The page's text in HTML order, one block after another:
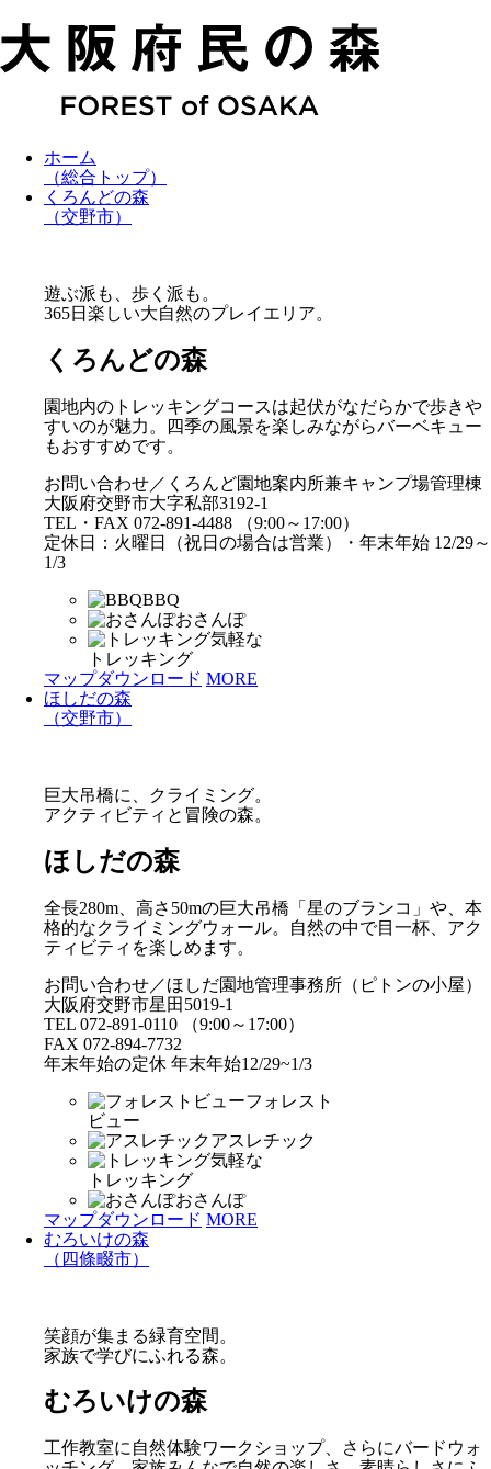
ホーム
（総合トップ）
くろんどの森
（交野市）
遊ぶ派も、歩く派も。
365日楽しい大自然のプレイエリア。
くろんどの森
園地内のトレッキングコースは起伏がなだらかで歩きや
すいのが魅力。四季の風景を楽しみながらバーベキュー
もおすすめです。
お問い合わせ／くろんど園地案内所兼キャンプ場管理棟
大阪府交野市大字私部3192-1
TEL・FAX 072-891-4488 （9:00～17:00）
定休日：火曜日（祝日の場合は営業）・年末年始 12/29～
1/3
BBQ
おさんぽ
気軽な
トレッキング
マップダウンロード MORE
ほしだの森
（交野市）
巨大吊橋に、クライミング。
アクティビティと冒険の森。
ほしだの森
全長280m、高さ50mの巨大吊橋「星のブランコ」や、本
格的なクライミングウォール。自然の中で目一杯、アク
ティビティを楽しめます。
お問い合わせ／ほしだ園地管理事務所（ピトンの小屋）
大阪府交野市星田5019-1
TEL 072-891-0110 （9:00～17:00）
FAX 072-894-7732
年末年始の定休 年末年始12/29~1/3
フォレスト
ビュー
アスレチック
気軽な
トレッキング
おさんぽ
マップダウンロード MORE
むろいけの森
（四條畷市）
笑顔が集まる緑育空間。
家族で学びにふれる森。
むろいけの森
工作教室に自然体験ワークショップ、さらにバードウォ